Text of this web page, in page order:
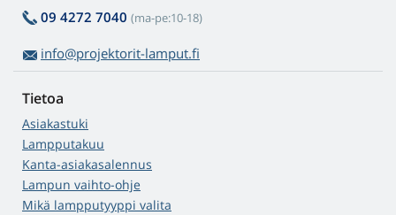
09 4272 7040 (ma-pe:10-18)
info@projektorit-lamput.fi
Tietoa
Asiakastuki
Lampputakuu
Kanta-asiakasalennus
Lampun vaihto-ohje
Mikä lampputyyppi valita